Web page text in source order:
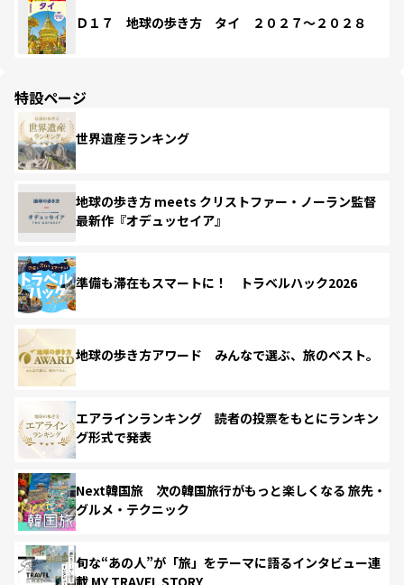
Ｄ１７ 地球の歩き方 タイ ２０２７～２０２８
特設ページ
世界遺産ランキング
地球の歩き方 meets クリストファー・ノーラン監督
最新作『オデュッセイア』
準備も滞在もスマートに！ トラベルハック2026
地球の歩き方アワード みんなで選ぶ、旅のベスト。
エアラインランキング 読者の投票をもとにランキン
グ形式で発表
Next韓国旅 次の韓国旅行がもっと楽しくなる 旅先・
グルメ・テクニック
旬な“あの人”が「旅」をテーマに語るインタビュー連
載 MY TRAVEL STORY